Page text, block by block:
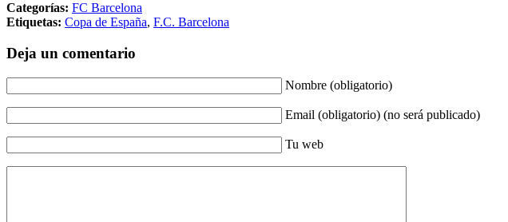
Categorías: FC Barcelona
Etiquetas: Copa de España, F.C. Barcelona
Deja un comentario
Nombre (obligatorio)
Email (obligatorio) (no será publicado)
Tu web